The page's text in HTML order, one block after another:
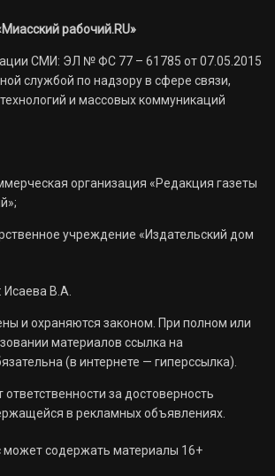
рабочий.RU»
СМИ: ЭЛ № ФС 77 – 61785 от 07.05.2015
службой по надзору в сфере связи,
и массовых коммуникаций
организация «Редакция газеты
учреждение «Издательский дом
Исаева В.А.
и охраняются законом. При полном или
материалов ссылка на
(в интернете — гиперссылка).
ответственности за достоверность
в рекламных объявлениях.
может содержать материалы 16+